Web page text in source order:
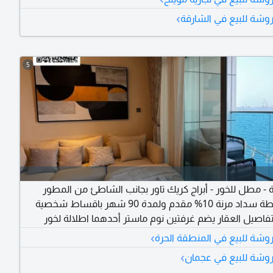
الآن
للبيع في الشارقة›
5
- مطل للخور - أبراج كريك تاور بجانب الشاطئ من المطور
مباشرة خطة سداد مرنة 10% مقدم ولمدة 90 شهر باقساط شخصية
العقار يضم غرفتين نوم ماستر أحدهما اطلالة لخور
عصري - غرفة تخزين - خزائن مطبخ - خزائن الغرف - خزائن
الراحة كأمريات مراقبة - أمن علي مدار الساعة وطوال أيام
للبيع في المنطقة الحرة›
للبيع في عجمان›